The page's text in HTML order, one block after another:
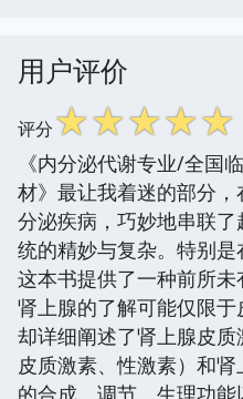
用户评价
评分☆☆☆☆☆
《内分泌代谢专业/全国
材》最让我着迷的部分
分泌疾病，巧妙地串联
统的精妙与复杂。特别是
这本书提供了一种前所
肾上腺的了解可能仅限
却详细阐述了肾上腺皮
皮质激素、性激素）和肾
的合成、调节、生理功